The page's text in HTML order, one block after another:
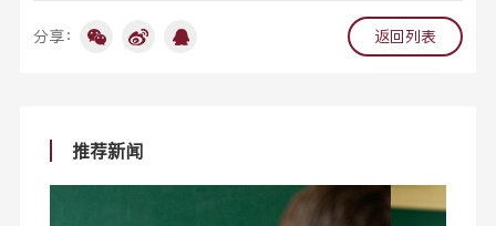
分享： 返回列表
推荐新闻